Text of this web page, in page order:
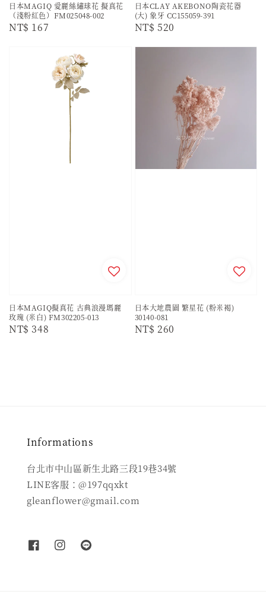
日本MAGIQ 愛麗絲繡球花 擬真花
（淺粉紅色）FM025048-002
Regular
NT$ 167
日本CLAY AKEBONO陶瓷花器
(大) 象牙 CC155059-391
Regular
NT$ 520
日本MAGIQ擬真花 古典浪漫瑪麗
玫瑰 (米白) FM302205-013
Regular
NT$ 348
日本大地農園 繁星花 (粉米褐)
30140-081
Regular
NT$ 260
Informations
台北市中山區新生北路三段19巷34號
LINE客服：@197qqxkt
gleanflower@gmail.com